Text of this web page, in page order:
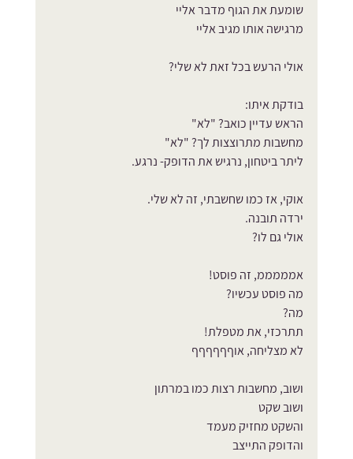
שומעת את הגוף מדבר אליי
מרגישה אותו מגיב אליי
אולי הרעש בכל זאת לא שלי?
בודקת איתו:
הראש עדיין כואב? "לא"
מחשבות מתרוצצות לך? "לא"
ליתר ביטחון, נרגיש את הדופק- נרגע.
אוקי, אז כמו שחשבתי, זה לא שלי.
ירדה תובנה.
אולי גם לו?
אמממממ, זה פוסט!
מה פוסט עכשיו?
מה?
תתרכזי, את מטפלת!
לא מצליחה, אוףףףףףף
ושוב, מחשבות רצות כמו במרתון
ושוב שקט
והשקט מחזיק מעמד
והדופק התייצב